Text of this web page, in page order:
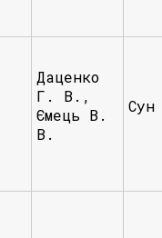
Даценко
Г. В.,
Ємець В.
В.
Сун